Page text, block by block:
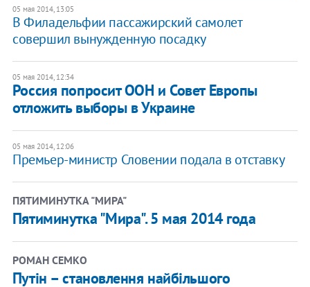
05 мая 2014, 13:05
В Филадельфии пассажирский самолет
совершил вынужденную посадку
05 мая 2014, 12:34
Россия попросит ООН и Совет Европы
отложить выборы в Украине
05 мая 2014, 12:06
Премьер-министр Словении подала в отставку
ПЯТИМИНУТКА "МИРА"
Пятиминутка "Мира". 5 мая 2014 года
РОМАН СЕМКО
Путін – становлення найбільшого